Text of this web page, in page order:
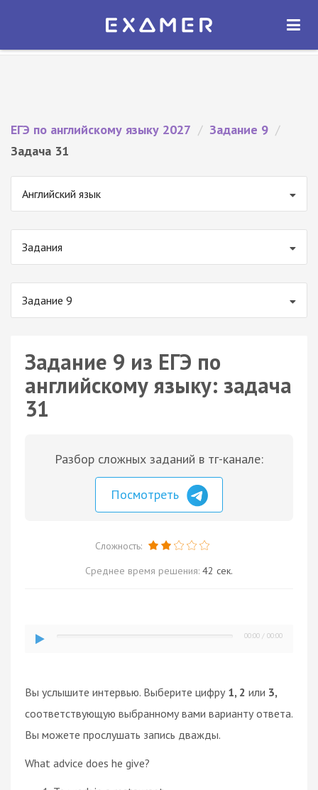
Экзамер — ЕГЭ 2027
ОТКРЫТЬ
ЕГЭ по английскому языку 2027 / Задание 9 /
Задача 31
Английский язык
Задания
Задание 9
Задание 9 из ЕГЭ по
английскому языку: задача
31
Разбор сложных заданий в тг-канале:
Посмотреть
Сложность:
Среднее время решения: 42 сек.
00:00 / 00:00
Вы услышите интервью. Выберите цифру 1, 2 или 3,
соответствующую выбранному вами варианту ответа.
Вы можете прослушать запись дважды.
What advice does he give?